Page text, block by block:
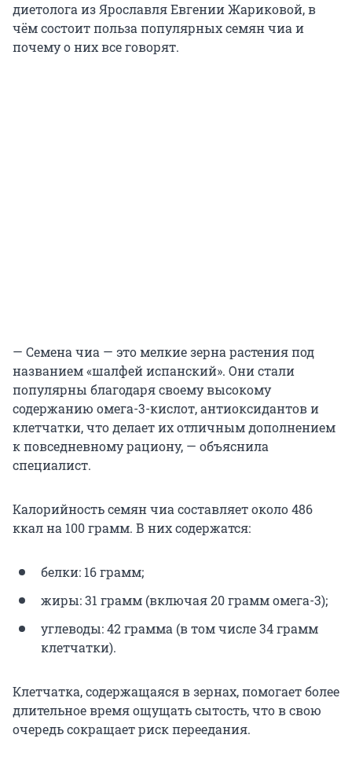
диетолога из Ярославля Евгении Жариковой, в
чём состоит польза популярных семян чиа и
почему о них все говорят.
— Семена чиа — это мелкие зерна растения под
названием «шалфей испанский». Они стали
популярны благодаря своему высокому
содержанию омега-3-кислот, антиоксидантов и
клетчатки, что делает их отличным дополнением
к повседневному рациону, — объяснила
специалист.
Калорийность семян чиа составляет около 486
ккал на 100 грамм. В них содержатся:
белки: 16 грамм;
жиры: 31 грамм (включая 20 грамм омега-3);
углеводы: 42 грамма (в том числе 34 грамм
клетчатки).
Клетчатка, содержащаяся в зернах, помогает более
длительное время ощущать сытость, что в свою
очередь сокращает риск переедания.